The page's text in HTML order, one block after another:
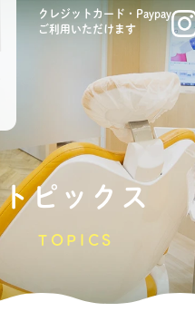
クレジットカード・Paypay
ご利用いただけます
トピックス
TOPICS